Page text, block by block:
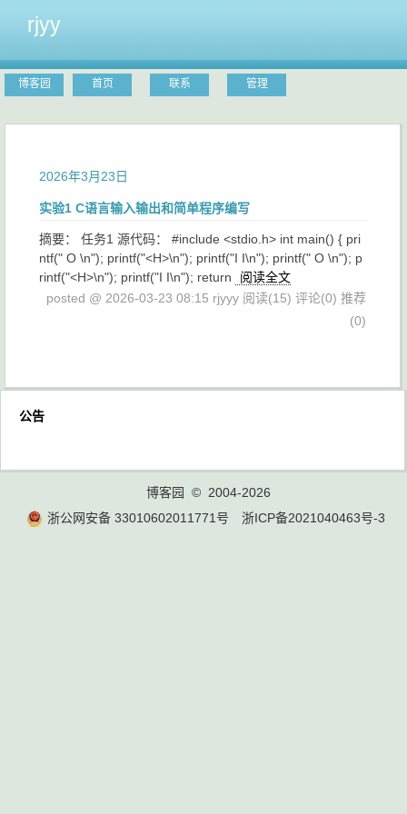
rjyy
博客园 首页 联系 管理
2026年3月23日
实验1 C语言输入输出和简单程序编写
摘要： 任务1 源代码： #include <stdio.h> int main() { pri
ntf(" O \n"); printf("<H>\n"); printf("I I\n"); printf(" O \n"); p
rintf("<H>\n"); printf("I I\n"); return
阅读全文
posted @ 2026-03-23 08:15 rjyyy 阅读(15) 评论(0) 推荐
(0)
公告
博客园
© 2004-2026
浙公网安备 33010602011771号
浙ICP备2021040463号-3